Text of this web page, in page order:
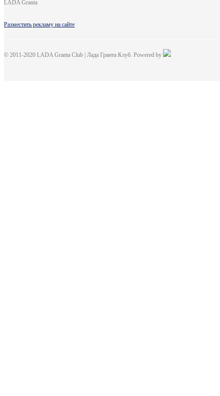
LADA Granta
Разместить рекламу на сайте
© 2011-2020 LADA Granta Club | Лада Гранта Клуб. Powered by